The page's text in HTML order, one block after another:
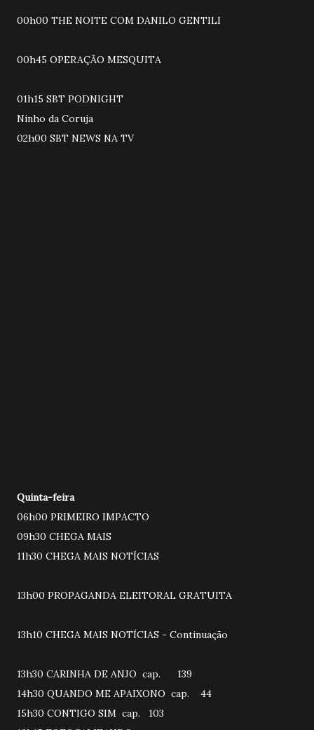
00h00 THE NOITE COM DANILO GENTILI
00h45 OPERAÇÃO MESQUITA
01h15 SBT PODNIGHT
Ninho da Coruja
02h00 SBT NEWS NA TV
Quinta-feira
06h00 PRIMEIRO IMPACTO
09h30 CHEGA MAIS
11h30 CHEGA MAIS NOTÍCIAS
13h00 PROPAGANDA ELEITORAL GRATUITA
13h10 CHEGA MAIS NOTÍCIAS - Continuação
13h30 CARINHA DE ANJO cap. 139
14h30 QUANDO ME APAIXONO cap. 44
15h30 CONTIGO SIM cap. 103